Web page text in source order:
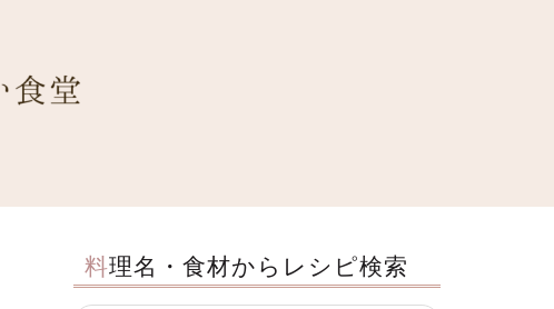
料理名・食材からレシピ検索